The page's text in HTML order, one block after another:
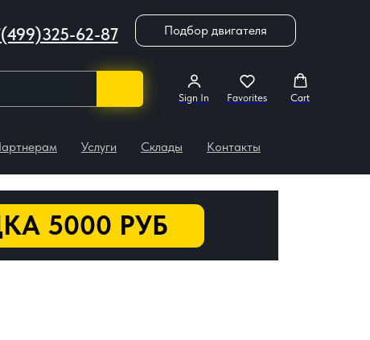
62-87 Подбор двигателя
Sign In Favorites Cart
Услуги Склады Контакты
5000 РУБ